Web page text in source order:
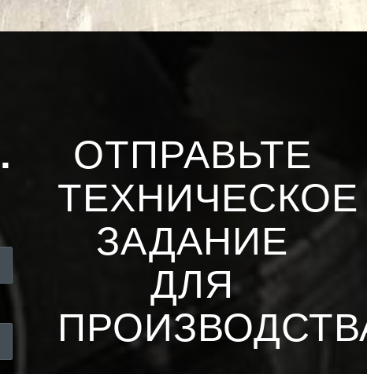
.
ОТПРАВЬТЕ
ТЕХНИЧЕСКОЕ
ЗАДАНИЕ
ДЛЯ